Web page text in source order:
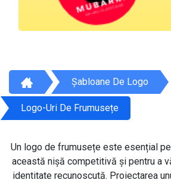
Șabloane De Logo
Logo-Uri De Frumusețe
Un logo de frumusețe este esențial
această nișă competitivă și pentru a
identitate recunoscută. Proiectarea